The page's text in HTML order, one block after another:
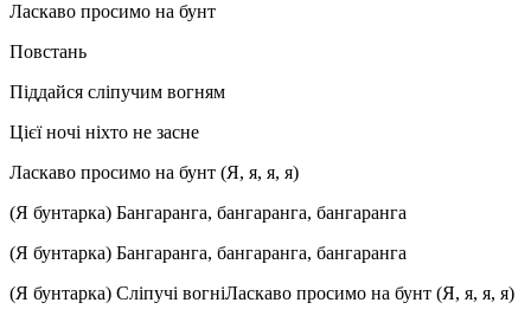
Ласкаво просимо на бунт
Повстань
Піддайся сліпучим вогням
Цієї ночі ніхто не засне
Ласкаво просимо на бунт (Я, я, я, я)
(Я бунтарка) Бангаранга, бангаранга, бангаранга
(Я бунтарка) Бангаранга, бангаранга, бангаранга
(Я бунтарка) Сліпучі вогніЛаскаво просимо на бунт (Я, я, я, я)